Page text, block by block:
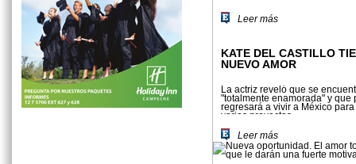
Leer más
KATE DEL CASTILLO
NUEVO AMOR
La actriz reveló que se
"totalmente enamorada" y que
regresará a vivir a México
varios proyectos
Leer más